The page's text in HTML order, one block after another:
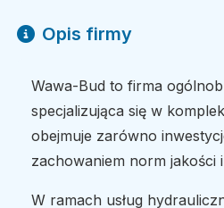
Opis firmy
Wawa-Bud to firma
specjalizująca się w
obejmuje zarówno
zachowaniem norm jakości
W ramach usług